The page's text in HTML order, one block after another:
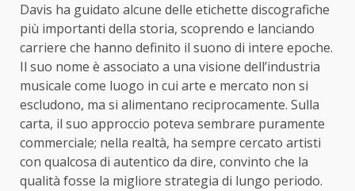
Davis ha guidato alcune delle etichette discografiche
più importanti della storia, scoprendo e lanciando
carriere che hanno definito il suono di intere epoche.
Il suo nome è associato a una visione dell’industria
musicale come luogo in cui arte e mercato non si
escludono, ma si alimentano reciprocamente. Sulla
carta, il suo approccio poteva sembrare puramente
commerciale; nella realtà, ha sempre cercato artisti
con qualcosa di autentico da dire, convinto che la
qualità fosse la migliore strategia di lungo periodo.